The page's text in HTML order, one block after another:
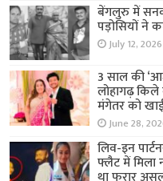
बेंगलुरु में
पड़ोसियों ने
July 12, 2026
3 साल की
लोहागढ़
मंगेतर को
June 28,
लिव-इन
फ्लैट में मिला